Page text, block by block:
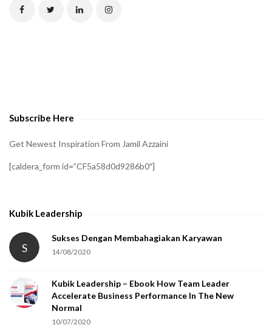
Subscribe Here
Get Newest Inspiration From Jamil Azzaini
[caldera_form id=”CF5a58d0d9286b0″]
Kubik Leadership
S
Sukses Dengan Membahagiakan Karyawan
14/08/2020
Kubik Leadership – Ebook How Team Leader
Accelerate Business Performance In The New
Normal
10/07/2020